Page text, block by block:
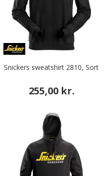
Snickers sweatshirt 2810, Sort
255,00 kr.